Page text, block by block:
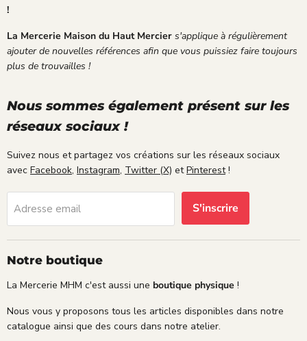
e
d
u
u
p
é
v
a
v
e
c
u
n
o
t
é
d
a
n
u
n
e
e
n
i
l
l
e
n
v
e
o
p
ple
ine
isf
ait
!
La Mercerie Maison du Haut Mercier s'applique à régulièrement
ajouter de nouvelles références afin que vous puissiez faire toujours
plus de trouvailles !
Nous sommes également présent sur les
réseaux sociaux !
Suivez nous et partagez vos créations sur les réseaux sociaux
avec Facebook, Instagram, Twitter (X) etPinterest!
Adresse email S'inscrire
Notre boutique
La Mercerie MHM c'est aussi une boutique physique !
Nous vous y proposons tous les articles disponibles dans notre
catalogue ainsi que des cours dans notre atelier.